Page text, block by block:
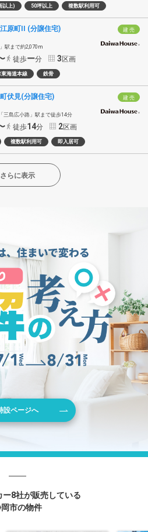
以上) 50坪以上 複数駅利用可
建 売
原町II (分譲住宅)
駅まで約2,070m
徒歩ー分 3区画
海道本線 鉄骨
建 売
伏見(分譲住宅)
三島広小路」駅まで徒歩14分
徒歩14分 2区画
複数駅利用可 即入居可
さらに表示
設ページへ
ー8社が販売している
市の物件